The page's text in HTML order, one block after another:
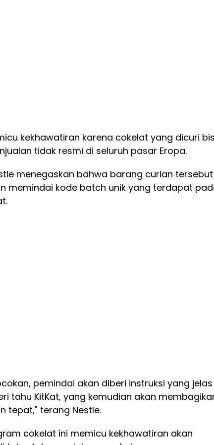
kekhawatiran karena cokelat yang dicuri
tidak resmi di seluruh pasar Eropa.
menegaskan bahwa barang curian tersebut
memindai kode batch unik yang terdapat
pemindai akan diberi instruksi yang jelas
tahu KitKat, yang kemudian akan
tepat," terang Nestle.
cokelat ini memicu kekhawatiran akan